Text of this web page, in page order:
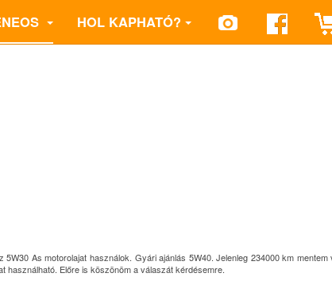
HOL KAPHATÓ?
As motorolajat használok. Gyári ajánlás 5W40. Jelenleg 234000 km mentem
használható. Előre is köszönöm a válaszát kérdésemre.